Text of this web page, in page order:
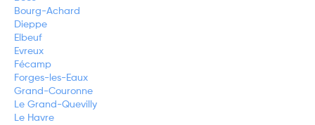
Bourg-Achard
Dieppe
Elbeuf
Evreux
Fécamp
Forges-les-Eaux
Grand-Couronne
Le Grand-Quevilly
Le Havre